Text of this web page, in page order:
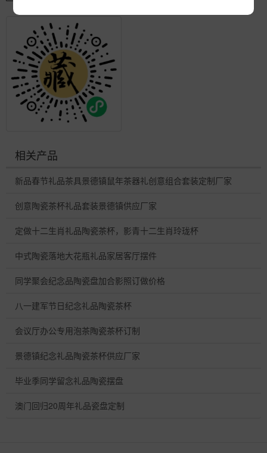
相关产品
新品春节礼品茶具景德镇鼠年茶器礼创意组合套装定制厂家
创意陶瓷茶杯礼品套装景德镇供应厂家
定做十二生肖礼品陶瓷茶杯，影青十二生肖玲珑杯
中式陶瓷落地大花瓶礼品家居客厅摆件
同学聚会纪念品陶瓷盘加合影照订做价格
八一建军节日纪念礼品陶瓷茶杯
会议厅办公专用泡茶陶瓷茶杯订制
景德镇纪念礼品陶瓷茶杯供应厂家
毕业季同学留念礼品陶瓷摆盘
澳门回归20周年礼品瓷盘定制